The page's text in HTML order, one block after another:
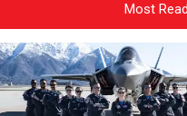
Most Read